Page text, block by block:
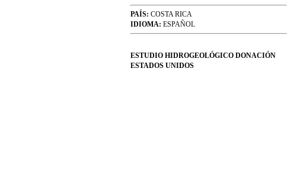
PAÍS: COSTA RICA
IDIOMA: ESPAÑOL
ESTUDIO HIDROGEOLÓGICO DONACIÓN
ESTADOS UNIDOS